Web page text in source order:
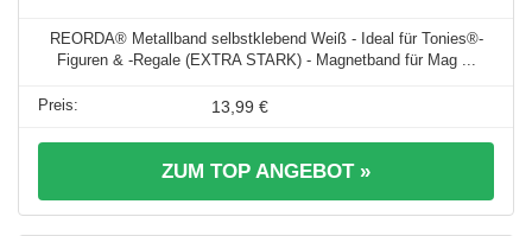
REORDA® Metallband selbstklebend Weiß - Ideal für Tonies®-
Figuren & -Regale (EXTRA STARK) - Magnetband für Mag ...
13,99 €
ZUM TOP ANGEBOT »